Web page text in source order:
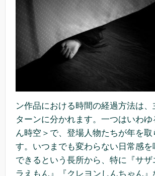
ン作品における時間の経過方法は
ターンに分かれます。一つはいわゆ
ん時空＞で、登場人物たちが年を
す。いつまでも変わらない日常感
できるという長所から、特に『サザ
ラえもん』『クレヨンしんちゃん』